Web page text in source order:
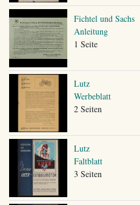
Fichtel und Sachs
Anleitung
1 Seite
Lutz
Werbeblatt
2 Seiten
Lutz
Faltblatt
3 Seiten